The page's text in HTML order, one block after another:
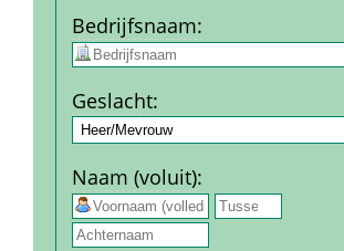
Bedrijfs­naam:
Geslacht:
Naam (voluit):